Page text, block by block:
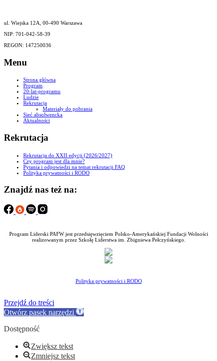
ul. Wiejska 12A, 00-490 Warszawa
NIP: 701-042-58-39
REGON: 147250036
Menu
Strona główna
Program
20-lat-programu
Ludzie
Rekrutacja
Materiały do pobrania
Sieć absolwencka
Aktualności
Rekrutacja
Rekrutacja do XXII edycji (2026/2027)
Czy program jest dla mnie?
Pytania i odpowiedzi na temat rekrutacji FAQ
Polityka prywatności i RODO
Znajdź nas też na:
Program Liderski PAFW jest przedsięwzięciem Polsko-Amerykańskiej Fundacji Wolności
realizowanym przez Szkołę Liderstwa im. Zbigniewa Pełczyńskiego.
Polityka prywatności i RODO
Przejdź do treści
Otwórz pasek narzędzi
Dostępność
Zwiększ tekst
Zmniejsz tekst